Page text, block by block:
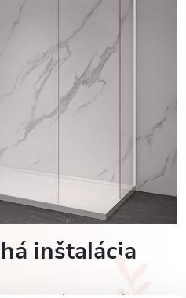
inštalácia